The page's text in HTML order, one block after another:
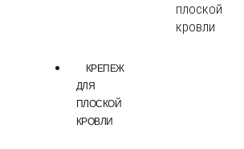
плоской
кровли
КРЕПЕЖ
ДЛЯ
ПЛОСКОЙ
КРОВЛИ